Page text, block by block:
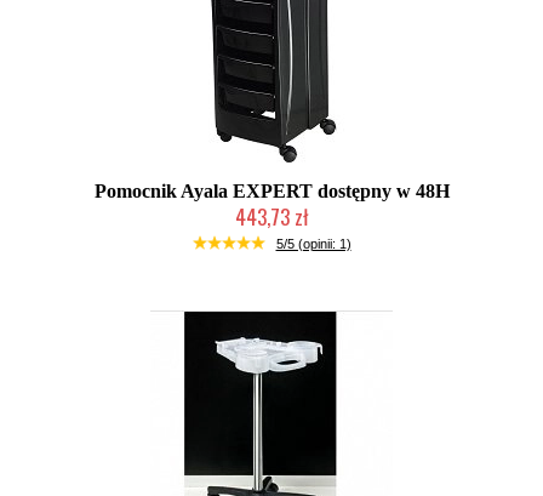
Pomocnik Ayala EXPERT dostępny w 48H
443,73 zł
Produkt wycofany
5/5 (opinii: 1)